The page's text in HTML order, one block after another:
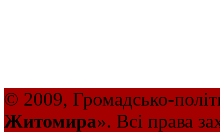
© 2009, Громадсько-
Житомира». Всі права